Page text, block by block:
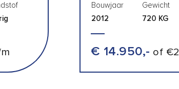
Bouwjaar
2012
Gewicht
720 KG
€ 14.950,- of